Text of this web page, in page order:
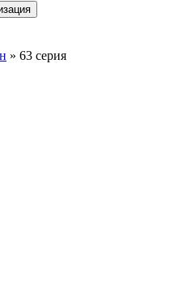
» 63 серия